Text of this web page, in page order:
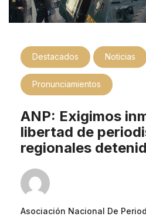
Destacados Noticias
Pronunciamientos
ANP: Exigimos
libertad de
regionales
Asociación Nacional De